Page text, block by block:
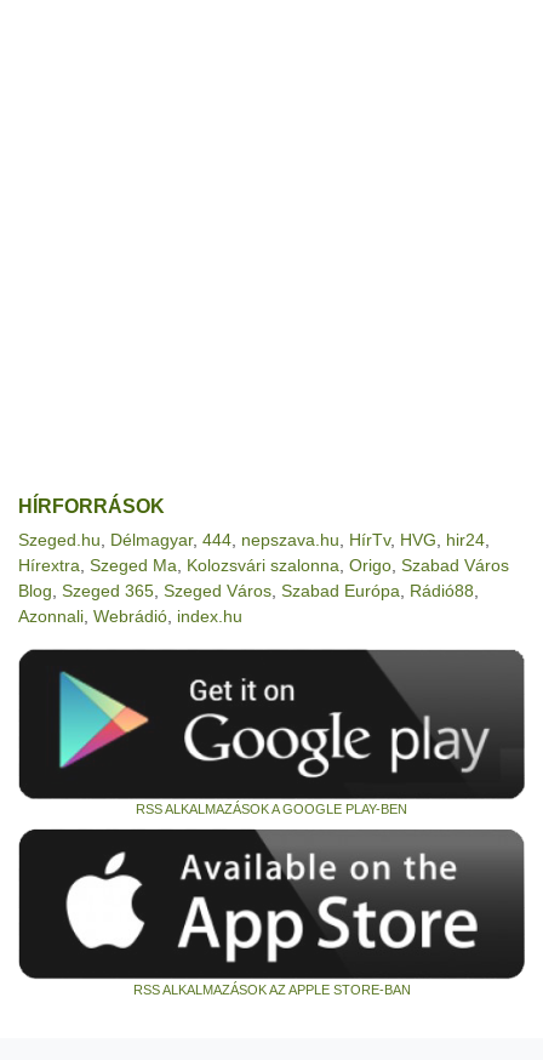
HÍRFORRÁSOK
Szeged.hu Délmagyar, 444 nepszava.hu HírTv, HVG hir24
Hírextra Szeged Ma Kolozsvári szalonna Origo Szabad Város
Blog Szeged 365 Szeged Város Szabad Európa Rádió88
Azonnali Webrádió index.hu
RSS ALKALMAZÁSOK A GOOGLE PLAY-BEN
RSS ALKALMAZÁSOK AZ APPLE STORE-BAN